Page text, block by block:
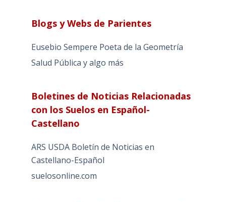
Blogs y Webs de Parientes
Eusebio Sempere Poeta de la Geometría
Salud Pública y algo más
Boletines de Noticias Relacionadas
con los Suelos en Español-
Castellano
ARS USDA Boletín de Noticias en
Castellano-Español
suelosonline.com